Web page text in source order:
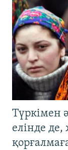
Түркімен
елінде